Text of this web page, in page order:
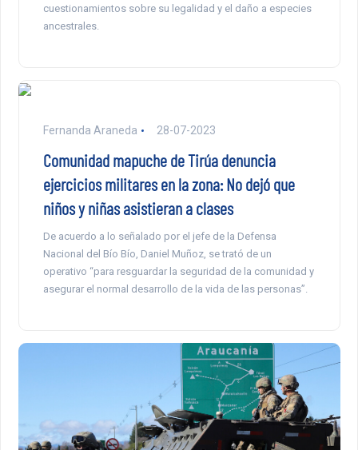
cuestionamientos sobre su legalidad y el daño a especies
ancestrales.
Fernanda Araneda 28-07-2023
Comunidad mapuche de Tirúa denuncia
ejercicios militares en la zona: No dejó que
niños y niñas asistieran a clases
De acuerdo a lo señalado por el jefe de la Defensa
Nacional del Bío Bío, Daniel Muñoz, se trató de un
operativo “para resguardar la seguridad de la comunidad y
asegurar el normal desarrollo de la vida de las personas”.